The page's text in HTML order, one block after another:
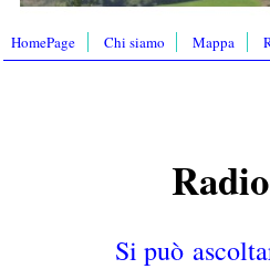
HomePage Chi siamo Mappa
Si può